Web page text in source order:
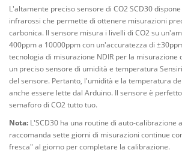
L'altamente preciso sensore di CO2 SCD30
infrarossi che permette di ottenere misurazioni
carbonica. Il sensore misura i livelli di CO2 su
400ppm a 10000ppm con un'accuratezza di
tecnologia di misurazione NDIR per la misurazione
un preciso sensore di umidità e temperatura
del sensore. Pertanto, l'umidità e la temperatura
anche essere lette dal Arduino. Il sensore è
semaforo di CO2 tutto tuo.
Nota: L'SCD30 ha una routine di auto-calibrazione
raccomanda sette giorni di misurazioni continue
fresca" al giorno per completare la calibrazione.